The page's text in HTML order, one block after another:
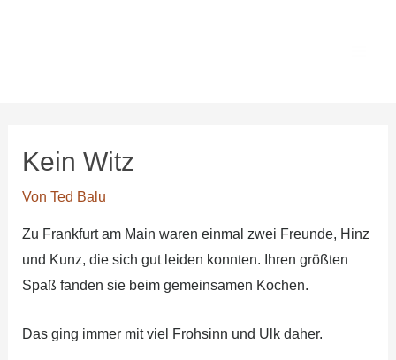
Kein Witz
Von Ted Balu
Zu Frankfurt am Main waren einmal zwei Freunde, Hinz
und Kunz, die sich gut leiden konnten. Ihren größten
Spaß fanden sie beim gemeinsamen Kochen.
Das ging immer mit viel Frohsinn und Ulk daher.